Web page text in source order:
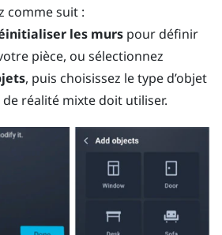
comme suit :
les murs pour définir
pièce, ou sélectionnez
, puis choisissez le type d’objet
réalité mixte doit utiliser.